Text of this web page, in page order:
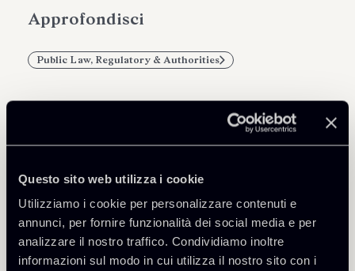
Questo sito web utilizza i cookie
Utilizziamo i cookie per personalizzare contenuti e
annunci, per fornire funzionalità dei social media e per
analizzare il nostro traffico. Condividiamo inoltre
informazioni sul modo in cui utilizza il nostro sito con i
Approfondisci
Public Law, Regulatory & Authorities
Filippo Brunetti
SEDI
Milano